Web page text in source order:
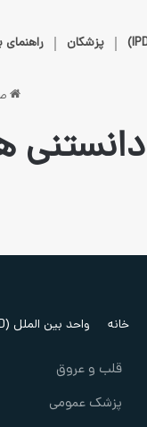
پزشکان راهنمای
دانستنی
خانه واحد بین الملل (IPD)
قلب و عروق
پزشک عمومی